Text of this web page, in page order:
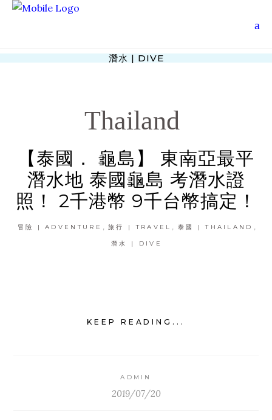
潛水 | DIVE
Thailand
【泰國． 龜島】 東南亞最平
潛水地 泰國龜島 考潛水證
照！ 2千港幣 9千台幣搞定！
冒險 | ADVENTURE 旅行 | TRAVEL 泰國 | THAILAND
潛水 | DIVE
KEEP READING...
ADMIN
2019/07/20